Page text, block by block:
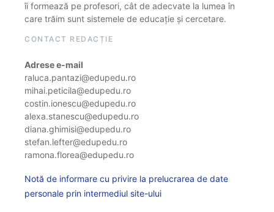
îi formează pe profesori, cât de adecvate la lumea în
care trăim sunt sistemele de educație și cercetare.
CONTACT REDACȚIE
Adrese e-mail
raluca.pantazi@edupedu.ro
mihai.peticila@edupedu.ro
costin.ionescu@edupedu.ro
alexa.stanescu@edupedu.ro
diana.ghimisi@edupedu.ro
stefan.lefter@edupedu.ro
ramona.florea@edupedu.ro
Notă de informare cu privire la prelucrarea de date
personale prin intermediul site-ului